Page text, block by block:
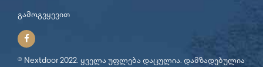
გამოგვყევით
© Nextdoor 2022. ყველა უფლება დაცულია. დამზადებულია